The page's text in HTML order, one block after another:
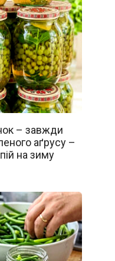
– завжди
аґрусу –
на зиму